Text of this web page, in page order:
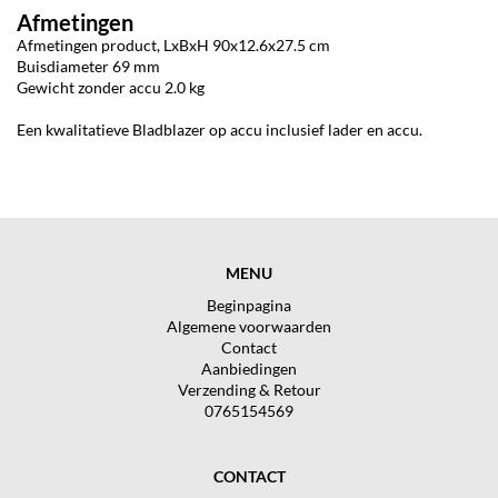
Afmetingen
Afmetingen product, LxBxH 90x12.6x27.5 cm
Buisdiameter 69 mm
Gewicht zonder accu 2.0 kg
Een kwalitatieve Bladblazer op accu inclusief lader en accu.
MENU
Beginpagina
Algemene voorwaarden
Contact
Aanbiedingen
Verzending & Retour
0765154569
CONTACT